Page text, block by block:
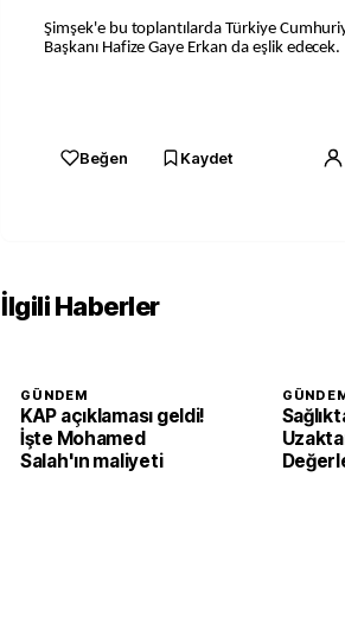
Şimşek'e bu toplantılarda Türkiye
Başkanı Hafize Gaye Erkan da eşlik edecek.
Beğen Kaydet
İlgili Haberler
GÜNDEM
KAP açıklaması geldi!
İşte Mohamed
Salah'ın maliyeti
GÜNDEM